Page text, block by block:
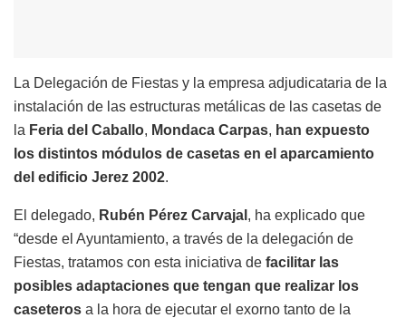
La Delegación de Fiestas y la empresa adjudicataria de la
instalación de las estructuras metálicas de las casetas de
la Feria del Caballo, Mondaca Carpas, han expuesto
los distintos módulos de casetas en el aparcamiento
del edificio Jerez 2002.
El delegado, Rubén Pérez Carvajal , ha explicado que
“desde el Ayuntamiento, a través de la delegación de
Fiestas, tratamos con esta iniciativa de facilitar las
posibles adaptaciones que tengan que realizar los
caseteros a la hora de ejecutar el exorno tanto de la